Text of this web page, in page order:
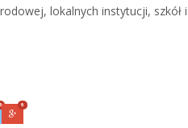
lokalnych instytucji, szkół
0 0